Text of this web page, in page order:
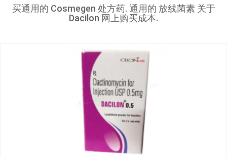
买通用的 Cosmegen 处方药. 通用的 放线菌素 关于
Dacilon 网上购买成本.